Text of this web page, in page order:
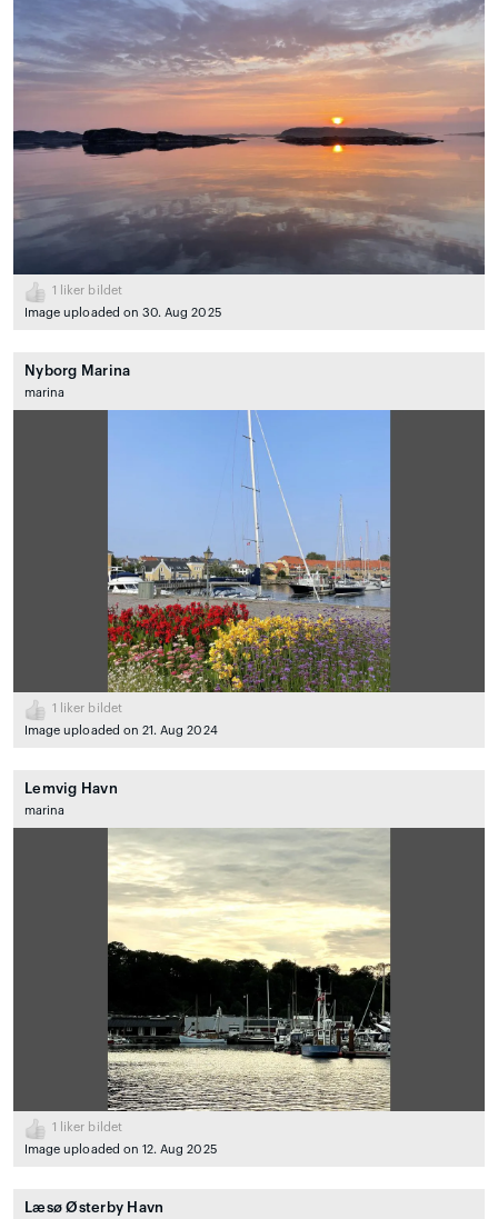
1
liker bildet
Image uploaded on 30. Aug 2025
Nyborg Marina
marina
1
liker bildet
Image uploaded on 21. Aug 2024
Lemvig Havn
marina
1
liker bildet
Image uploaded on 12. Aug 2025
Læsø Østerby Havn